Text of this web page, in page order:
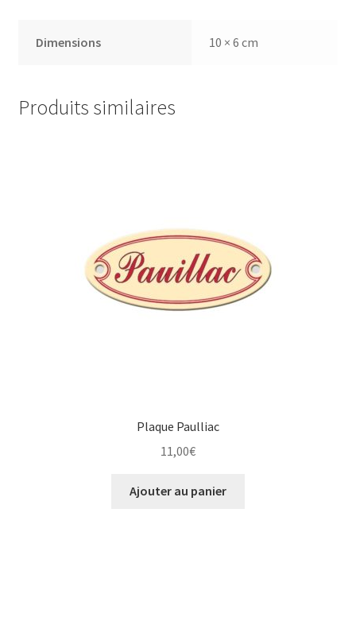
Dimensions 10 × 6 cm
Produits similaires
Plaque Paulliac
11,00€
Ajouter au panier